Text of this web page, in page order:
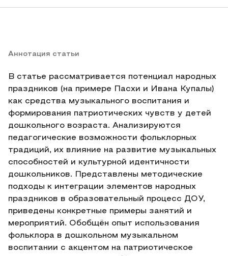
Аннотация статьи
В статье рассматривается потенциал народных
праздников (на примере Пасхи и Ивана Купалы)
как средства музыкального воспитания и
формирования патриотических чувств у детей
дошкольного возраста. Анализируются
педагогические возможности фольклорных
традиций, их влияние на развитие музыкальных
способностей и культурной идентичности
дошкольников. Представлены методические
подходы к интеграции элементов народных
праздников в образовательный процесс ДОУ,
приведены конкретные примеры занятий и
мероприятий. Обобщён опыт использования
фольклора в дошкольном музыкальном
воспитании с акцентом на патриотическое